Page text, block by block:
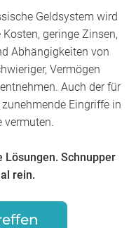
Geldsystem wird
geringe Zinsen,
Abhängigkeiten von
Vermögen
Auch der für
Eingriffe in
vermuten.
Lösungen. Schnupper
rein.